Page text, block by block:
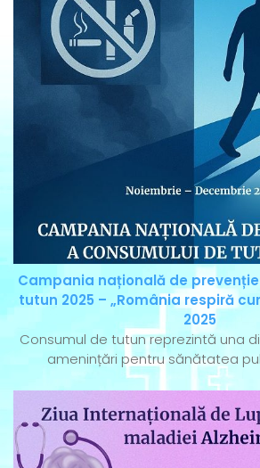
Campania națională de
tutun 2025 – „România respiră
2025
Consumul de tutun reprezintă una
amenințări pentru sănătatea